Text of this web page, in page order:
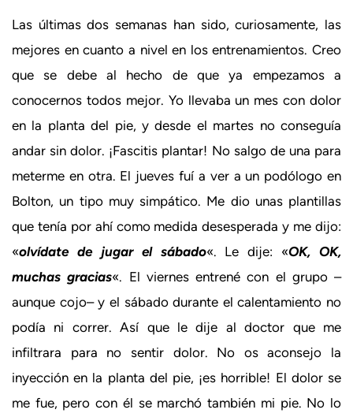
Las últimas dos semanas han sido, curiosamente, las
mejores en cuanto a nivel en los entrenamientos. Creo
que se debe al hecho de que ya empezamos a
conocernos todos mejor. Yo llevaba un mes con dolor
en la planta del pie, y desde el martes no conseguía
andar sin dolor. ¡Fascitis plantar! No salgo de una para
meterme en otra. El jueves fuí a ver a un podólogo en
Bolton, un tipo muy simpático. Me dio unas plantillas
que tenía por ahí como medida desesperada y me dijo:
«olvídate de jugar el sábado«. Le dije: «OK, OK,
muchas gracias«. El viernes entrené con el grupo –
aunque cojo– y el sábado durante el calentamiento no
podía ni correr. Así que le dije al doctor que me
infiltrara para no sentir dolor. No os aconsejo la
inyección en la planta del pie, ¡es horrible! El dolor se
me fue, pero con él se marchó también mi pie. No lo